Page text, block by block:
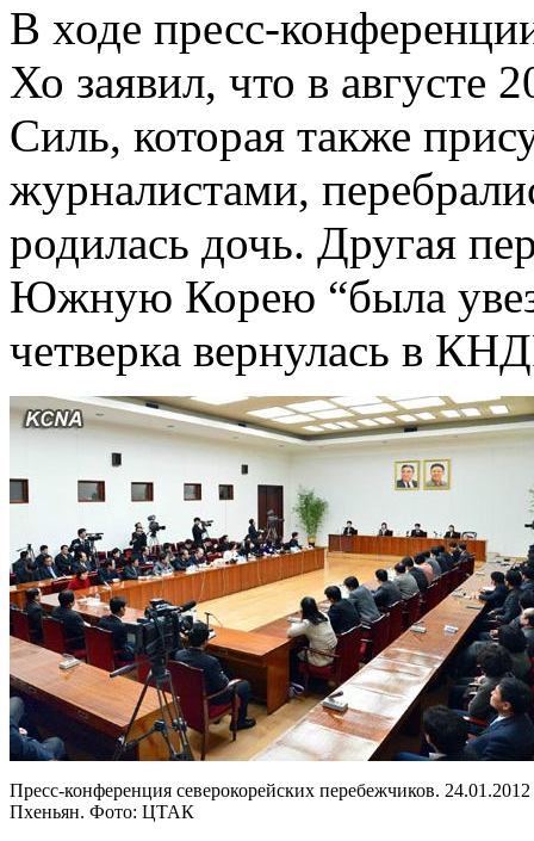
В ходе пресс-
Хо заявил, что в
Силь, которая также
журналистами,
родилась дочь. Другая
Южную Корею “была
четверка вернулась в
Пресс-конференция северокорейских перебежчиков. 24.01.2012
Пхеньян. Фото: ЦТАК